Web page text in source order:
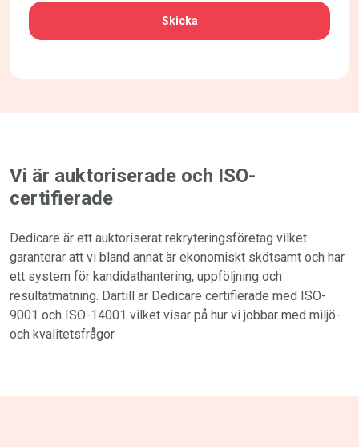
Vi är auktoriserade och ISO-
certifierade
Dedicare är ett auktoriserat rekryteringsföretag vilket
garanterar att vi bland annat är ekonomiskt skötsamt och har
ett system för kandidathantering, uppföljning och
resultatmätning. Därtill är Dedicare certifierade med ISO-
9001 och ISO-14001 vilket visar på hur vi jobbar med miljö-
och kvalitetsfrågor.